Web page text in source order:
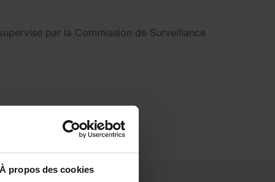
À propos des cookies
par la Commission de Surveillance